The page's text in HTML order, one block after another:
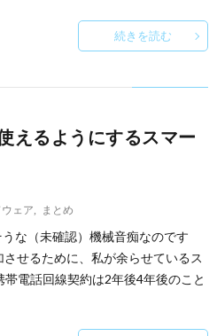
続きを読む
えるようにするスマー
ェア まとめ
な（未確認）機械音痴なのです
せるために、私が余らせているス
電話回線契約は2年後4年後のこと